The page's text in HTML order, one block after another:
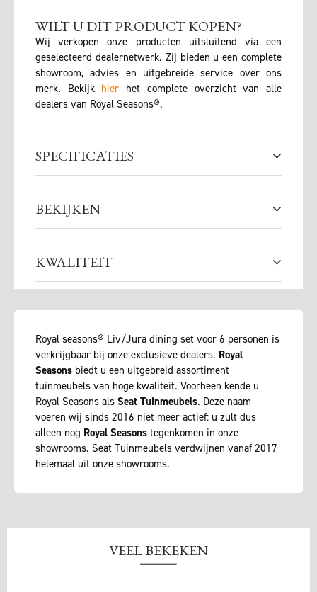
WILT U DIT PRODUCT KOPEN?
Wij verkopen onze producten uitsluitend via een
geselecteerd dealernetwerk. Zij bieden u een complete
showroom, advies en uitgebreide service over ons
merk. Bekijk hier het complete overzicht van alle
dealers van Royal Seasons®.
SPECIFICATIES
BEKIJKEN
KWALITEIT
Royal seasons® Liv/Jura dining set voor 6 personen is
verkrijgbaar bij onze exclusieve dealers. Royal
Seasons biedt u een uitgebreid assortiment
tuinmeubels van hoge kwaliteit. Voorheen kende u
Royal Seasons als Seat Tuinmeubels. Deze naam
voeren wij sinds 2016 niet meer actief: u zult dus
alleen nog Royal Seasons tegenkomen in onze
showrooms. Seat Tuinmeubels verdwijnen vanaf 2017
helemaal uit onze showrooms.
VEEL BEKEKEN